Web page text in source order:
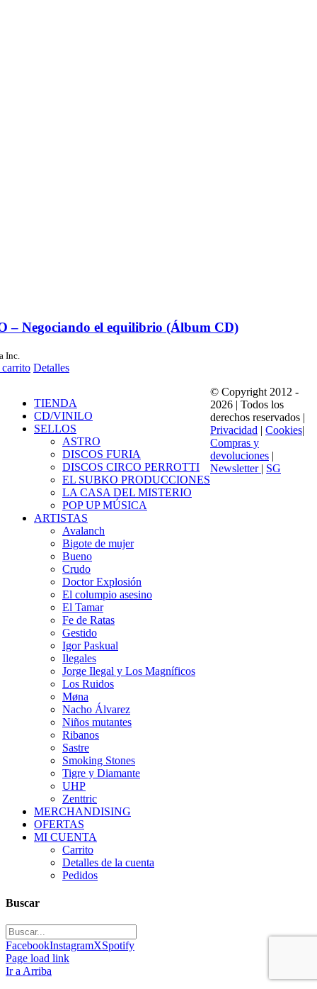
– Negociando el equilibrio (Álbum CD)
Inc.
Detalles
TIENDA
CD/VINILO
SELLOS
ASTRO
DISCOS FURIA
DISCOS CIRCO PERROTTI
EL SUBKO PRODUCCIONES
LA CASA DEL MISTERIO
POP UP MÚSICA
ARTISTAS
Avalanch
Bigote de mujer
Bueno
Crudo
Doctor Explosión
El columpio asesino
El Tamar
Fe de Ratas
Gestido
Igor Paskual
Ilegales
Jorge Ilegal y Los Magníficos
Los Ruidos
Møna
Nacho Álvarez
Niños mutantes
Ribanos
Sastre
Smoking Stones
Tigre y Diamante
UHP
Zenttric
MERCHANDISING
OFERTAS
MI CUENTA
Carrito
Detalles de la cuenta
Pedidos
Buscar
© Copyright 2012 -
2026 | Todos los
derechos reservados |
Privacidad | Cookies|
Compras y
devoluciones |
Newsletter | SG
FacebookInstagramXSpotify
Page load link
Ir a Arriba